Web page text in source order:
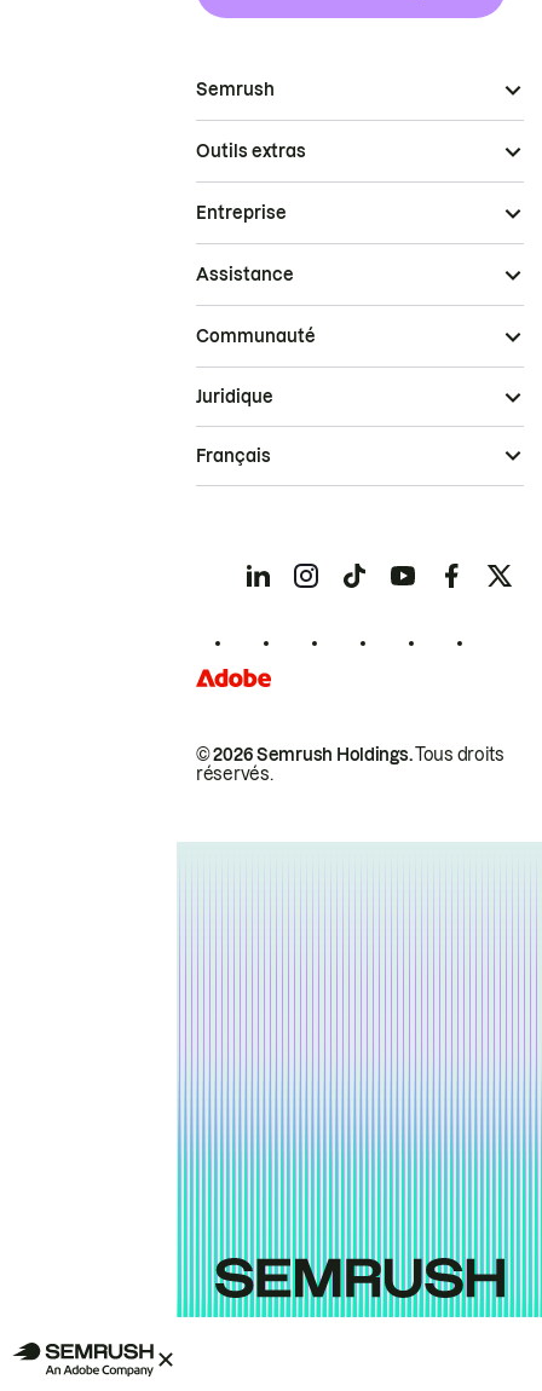
Semrush
Outils extras
Entreprise
Assistance
Communauté
© 2026 Semrush Holdings.Tous droits
réservés.
Juridique
Français